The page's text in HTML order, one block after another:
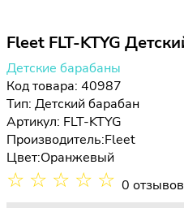
Fleet FLT-KTYG
Детские барабаны
Код товара: 40987
Тип: Детский барабан
Артикул: FLT-KTYG
Производитель:Fleet
Цвет:Оранжевый
☆ ☆ ☆ ☆ ☆ 0 отзывов